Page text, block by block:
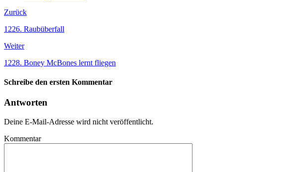
Zurück
1226. Raubüberfall
Weiter
1228. Boney McBones lernt fliegen
Schreibe den ersten Kommentar
Antworten
Deine E-Mail-Adresse wird nicht veröffentlicht.
Kommentar